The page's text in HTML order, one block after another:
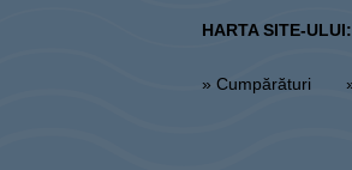
HARTA SITE-ULUI:
» Cumpărături